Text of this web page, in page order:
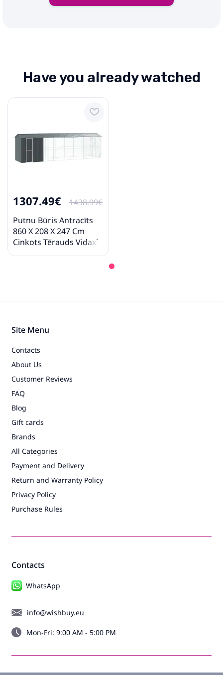
Have you already watched
1307.49€
1438.99€
Putnu Būris Antracīts
860 X 208 X 247 Cm
Cinkots Tērauds Vidaxl
Contacts
WhatsApp
info@wishbuy.eu
Mon-Fri: 9:00 AM - 5:00 PM
Site Menu
Contacts
About Us
Customer Reviews
FAQ
Blog
Gift cards
Brands
All Categories
Payment and Delivery
Return and Warranty Policy
Privacy Policy
Purchase Rules